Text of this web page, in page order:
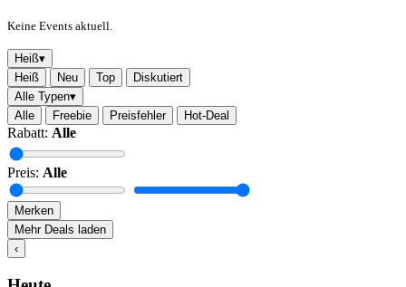
Keine Events aktuell.
Heiß▾
Heiß
Neu Top
Diskutiert
Alle Typen▾
Alle
Freebie Preisfehler Hot-Deal
Rabatt: Alle
Preis: Alle
Merken
Mehr Deals laden
‹